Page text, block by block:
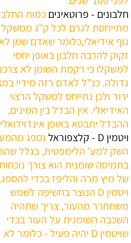
חלבונים - פרוטאינים כמות
מתייחסת לגרם לכל ק"ג ממשקל
גוף אידיאלי,כלומר שאדם שמן לא
זקוק להרבה חלבון באופן יחסי
למשקלו כי רקמת השומן לא
גדולה. כנ"ל לאדם רזה מידיי
ירוד ולכן נתייחס למשקל הרצוי
האידיאלי. אין הבדל בין המינים,
ההבדל יתבטא באופן
ויטמין D - קלצפוראל
נספג
השק למע' הלימפטית, בגלל
בתמיסה שומנית הוא צורך נוכחות
של מיץ מרה והליפז בכדי להספג.
ויטמין D הנוצר בחשיפה לשמש
משתחרר מהעור, צריך שתהיה
השכבה השומנית על העור בכדי
שויטמין D יהיה פעיל - כלומר לא